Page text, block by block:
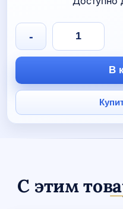
Количество
товара
Полотенце
махровое
-
В
С этим